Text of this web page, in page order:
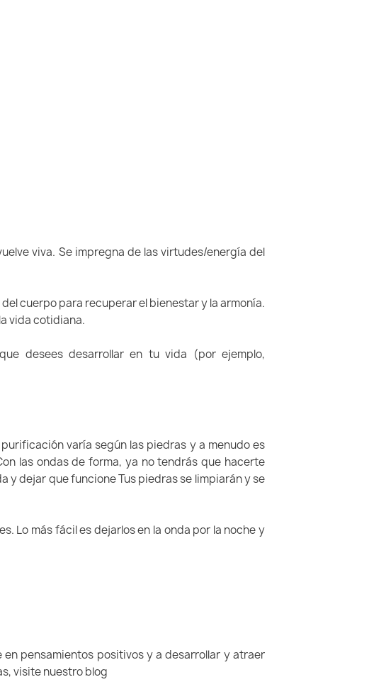
viva. Se impregna de las virtudes/energía del
cuerpo para recuperar el bienestar y la armonía.
vida cotidiana.
desees desarrollar en tu vida (por ejemplo,
varía según las piedras y a menudo es
las ondas de forma, ya no tendrás que hacerte
y dejar que funcione Tus piedras se limpiarán y se
Lo más fácil es dejarlos en la onda por la noche y
pensamientos positivos y a desarrollar y atraer
visite nuestro blog